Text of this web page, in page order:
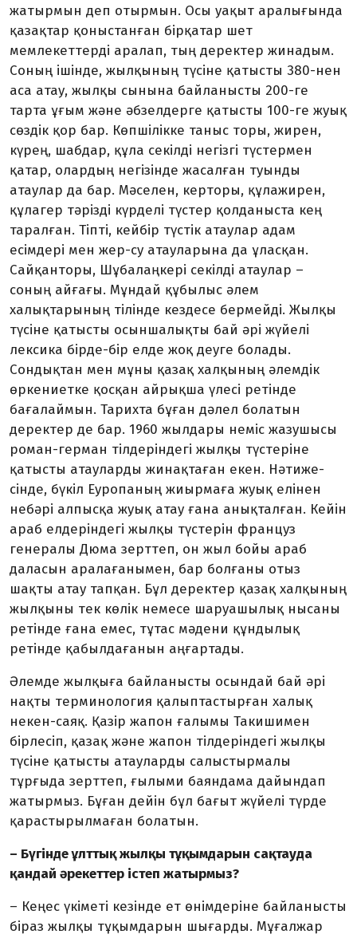
жатырмын деп отырмын. Осы уақыт аралығында
қазақтар қоныстанған бірқатар шет
мемлекеттерді аралап, тың деректер жинадым.
Соның ішін­де, жылқының түсіне қатысты 380-нен
аса атау, жылқы сынына байланысты 200-ге
тарта ұғым және әбзелдерге қатысты 100-ге жуық
сөздік қор бар. Көпшілікке таныс торы, жирен,
күрең, шаб­дар, құла секілді негізгі түстермен
қатар, олардың негізінде жасалған туынды
атаулар да бар. Мәселен, керторы, құлажирен,
құлагер тәрізді күрделі түстер қолданыста кең
таралған. Тіпті, кейбір түстік атаулар адам
есімдері мен жер-су атауларына да ұласқан.
Сайқан­торы, Шұбалаңкері секілді атау­лар –
соның айғағы. Мұндай құ­бы­лыс әлем
халықтарының тіл­ін­де кездесе бермейді. Жылқы
түсіне қатысты осыншалықты бай әрі жүйелі
лексика бірде-бір елде жоқ деуге болады.
Сондықтан мен мұны қазақ халқының әлемдік
өркениетке қосқан айрықша үлесі ретінде
бағалаймын. Тарихта бұ­ған дәлел болатын
деректер де бар. 1960 жылдары неміс жазу­шысы
роман-герман тілдеріндегі жылқы түстеріне
қатысты атау­лар­ды жинақтаған екен. Нәтиже­
сінде, бүкіл Еуропаның жиырмаға жуық елінен
небәрі алпысқа жуық атау ғана анықталған. Кейін
араб елдеріндегі жылқы түстерін фран­цуз
генералы Дюма зерттеп, он жыл бойы араб
даласын арала­ғаны­мен, бар болғаны отыз
шақты атау тапқан. Бұл деректер қазақ халқының
жылқыны тек көлік немесе шаруашылық нысаны
ретінде ғана емес, тұтас мәдени құндылық
ретінде қабылдағанын аңғартады.
Әлемде жылқыға байланысты осындай бай әрі
нақты термино­логия қалыптастырған халық
некен-саяқ. Қазір жапон ғалымы Такишимен
бірлесіп, қазақ және жапон тілдеріндегі жылқы
түсіне қатысты атауларды салыстырмалы
тұрғыда зерттеп, ғылыми баян­дама дайындап
жатырмыз. Бұған дейін бұл бағыт жүйелі түрде
қарастырылмаған болатын.
– Бүгінде ұлттық жылқы тұ­қым­дарын сақтауда
қандай әре­кеттер істеп жатырмыз?
– Кеңес үкіметі кезінде ет өнімдеріне байланысты
біраз жылқы тұқымдарын шығарды. Мұғалжар